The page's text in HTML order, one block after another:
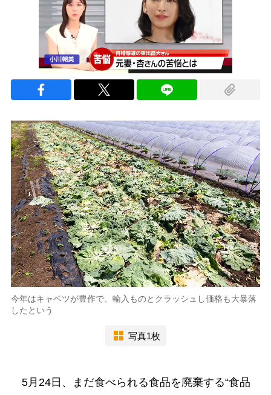
今年はキャベツが豊作で、輸入ものとクラッシュし価格も大暴落
したという
写真1枚
5月24日、まだ食べられる食品を廃棄する“食品